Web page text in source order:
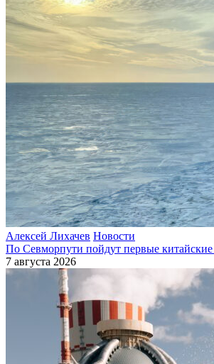
Алексей Лихачев Новости
По Севморпути пойдут первые
7 августа 2026